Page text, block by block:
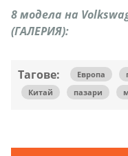
8 модела на
(ГАЛЕРИЯ):
Тагове: Европа
Китай
пазари